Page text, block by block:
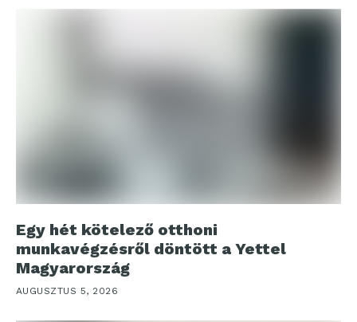
Egy hét kötelező otthoni
munkavégzésről döntött a Yettel
Magyarország
AUGUSZTUS 5, 2026